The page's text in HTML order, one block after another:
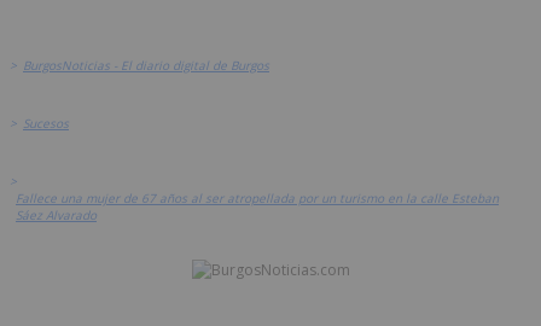
> BurgosNoticias - El diario digital de Burgos
> Sucesos
>
Fallece una mujer de 67 años al ser atropellada por un turismo en la calle Esteban
Sáez Alvarado